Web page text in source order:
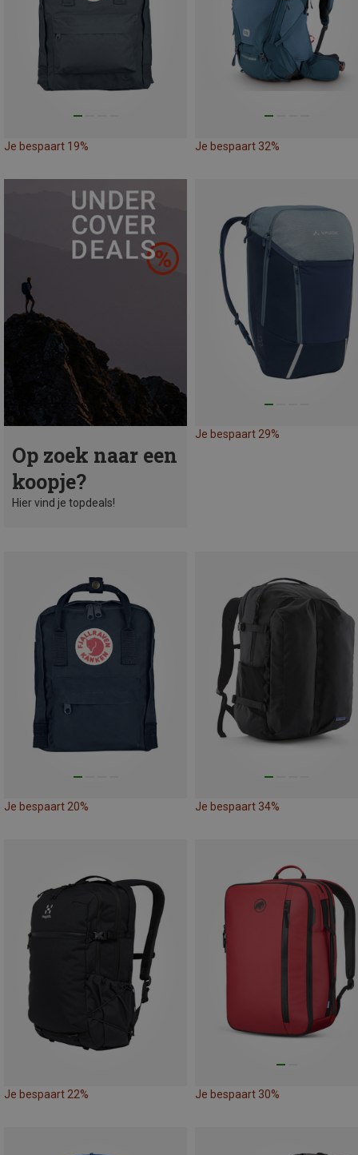
Je bespaart 19% Je bespaart 32%
Op zoek naar een
koopje?
Hier vind je topdeals!
Je bespaart 29%
Je bespaart 20% Je bespaart 34%
Je bespaart 22% Je bespaart 30%